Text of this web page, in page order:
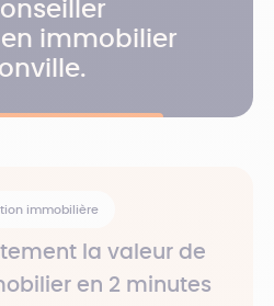
immobilier
immobilière
la valeur de
en 2 minutes